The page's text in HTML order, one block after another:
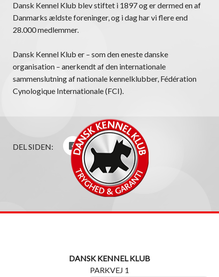
Dansk Kennel Klub blev stiftet i 1897 og er dermed en af
Danmarks ældste foreninger, og i dag har vi flere end
28.000 medlemmer.
Dansk Kennel Klub er – som den eneste danske
organisation – anerkendt af den internationale
sammenslutning af nationale kennelklubber, Fédération
Cynologique Internationale (FCI).
DEL SIDEN:
DANSK KENNEL KLUB
PARKVEJ 1